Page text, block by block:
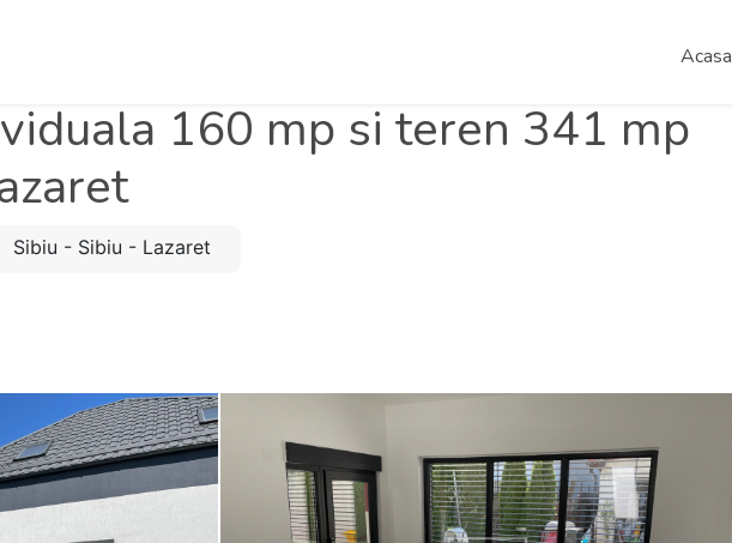
Acasa
160 mp si teren 341 mp
Sibiu - Sibiu - Lazaret